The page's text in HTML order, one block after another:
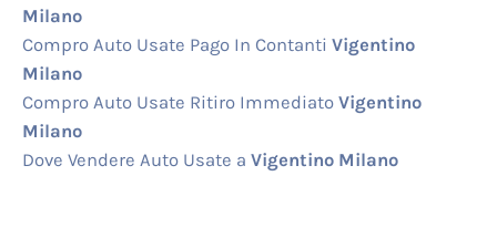
Milano
Compro Auto Usate Pago In Contanti Vigentino
Milano
Compro Auto Usate Ritiro ImmediatoVigentino
Milano
Dove Vendere Auto Usate a Vigentino Milano